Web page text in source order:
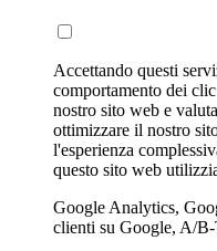
Accettando questi
comportamento dei
nostro sito web e
ottimizzare il nostro
l'esperienza
questo sito web
Google Analytics,
clienti su Google, A/B-